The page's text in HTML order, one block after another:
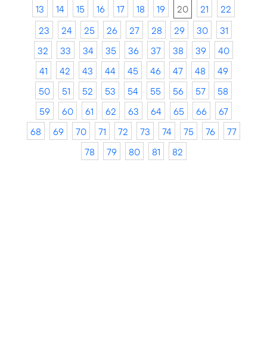
13
14 15 16 17 18 19 20 21
22
23
24 25 26 27 28 29 30
31
32
33 34 35 36 37 38 39
40
41
42 43 44 45 46 47 48
49
50
51 52 53 54 55 56 57
58
59
60 61 62 63 64 65 66
67
68
69 70 71 72 73 74 75 76
77
78
79 80 81 82